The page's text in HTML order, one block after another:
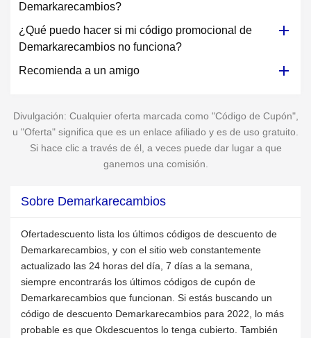
Demarkarecambios?
¿Qué puedo hacer si mi código promocional de
Demarkarecambios no funciona?
Recomienda a un amigo
Divulgación: Cualquier oferta marcada como "Código de Cupón",
u "Oferta" significa que es un enlace afiliado y es de uso gratuito.
Si hace clic a través de él, a veces puede dar lugar a que
ganemos una comisión.
Sobre Demarkarecambios
Ofertadescuento lista los últimos códigos de descuento de
Demarkarecambios, y con el sitio web constantemente
actualizado las 24 horas del día, 7 días a la semana,
siempre encontrarás los últimos códigos de cupón de
Demarkarecambios que funcionan. Si estás buscando un
código de descuento Demarkarecambios para 2022, lo más
probable es que Okdescuentos lo tenga cubierto. También